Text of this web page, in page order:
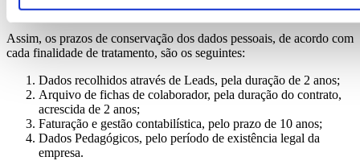
regulamentares aplicáveis.
Assim, os prazos de conservação dos dados pessoais, de acordo com
cada finalidade de tratamento, são os seguintes:
Dados recolhidos através de Leads, pela duração de 2 anos;
Arquivo de fichas de colaborador, pela duração do contrato,
acrescida de 2 anos;
Faturação e gestão contabilística, pelo prazo de 10 anos;
Dados Pedagógicos, pelo período de existência legal da
empresa.